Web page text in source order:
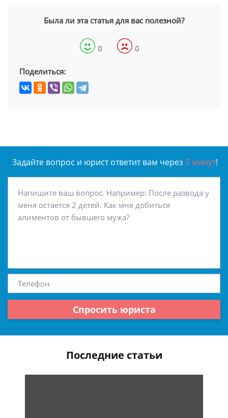
Была ли эта статья для вас полезной?
0 0
Поделиться:
Задайте вопрос и юрист ответит вам через 5 минут!
Спросить юриста
Последние статьи